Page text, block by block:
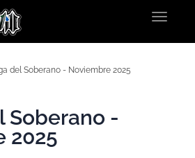
Toggle
del Soberano - Noviembre 2025
Soberano -
2025